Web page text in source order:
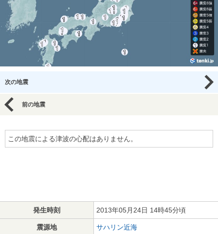
次の地震
前の地震
この地震による津波の心配はありません。
発生時刻 2013年05月24日 14時45分頃
震源地 サハリン近海